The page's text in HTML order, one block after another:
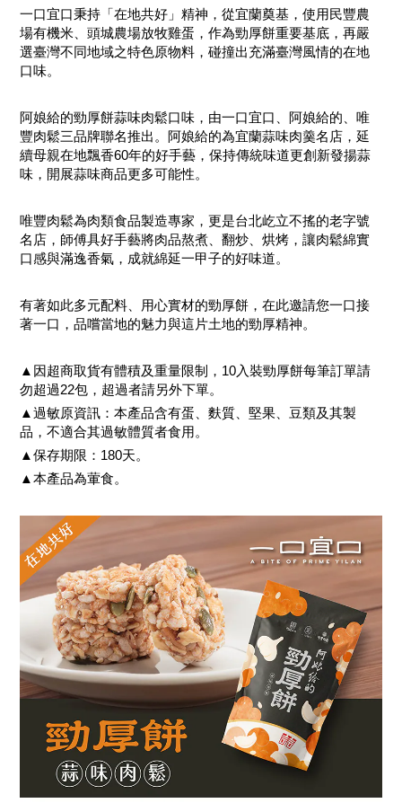
一口宜口秉持「在地共好」精神，從宜蘭奠基，使用民豐農
場有機米、頭城農場放牧雞蛋，作為勁厚餅重要基底，再嚴
選臺灣不同地域之特色原物料，碰撞出充滿臺灣風情的在地
口味。
阿娘給的勁厚餅蒜味肉鬆口味，由一口宜口、阿娘給的、唯
豐肉鬆三品牌聯名推出。阿娘給的為宜蘭蒜味肉羹名店，延
續母親在地飄香60年的好手藝，保持傳統味道更創新發揚蒜
味，開展蒜味商品更多可能性。
唯豐肉鬆為肉類食品製造專家，更是台北屹立不搖的老字號
名店，師傅具好手藝將肉品熬煮、翻炒、烘烤，讓肉鬆綿實
口感與滿逸香氣，成就綿延一甲子的好味道。
有著如此多元配料、用心實材的勁厚餅，在此邀請您一口接
著一口，品嚐當地的魅力與這片土地的勁厚精神。
▲因超商取貨有體積及重量限制，10入裝勁厚餅每筆訂單請
勿超過22包，超過者請另外下單。
▲過敏原資訊：本產品含有蛋、麩質、堅果、豆類及其製
品，不適合其過敏體質者食用。
▲保存期限：180天。
▲本產品為葷食。